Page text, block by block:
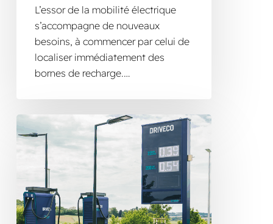
L’essor de la mobilité électrique
s’accompagne de nouveaux
besoins, à commencer par celui de
localiser immédiatement des
bornes de recharge.…